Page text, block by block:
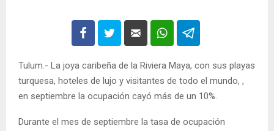
Tulum.- La joya caribeña de la Riviera Maya, con sus playas
turquesa, hoteles de lujo y visitantes de todo el mundo, ,
en septiembre la ocupación cayó más de un 10%.
Durante el mes de septiembre la tasa de ocupación